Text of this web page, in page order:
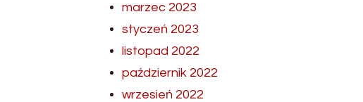
marzec 2023
styczeń 2023
listopad 2022
październik 2022
wrzesień 2022